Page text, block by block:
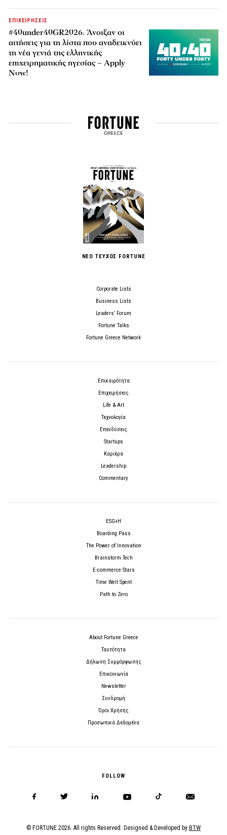
ΕΠΙΧΕΙΡΗΣΕΙΣ
#40under40GR2026: Άνοιξαν οι
αιτήσεις για τη λίστα που αναδεικνύει
τη νέα γενιά της ελληνικής
επιχειρηματικής ηγεσίας – Apply
Now!
ΝΕΟ ΤΕΥΧΟΣ FORTUNE
Corporate Lists
Business Lists
Leaders’ Forum
Fortune Talks
Fortune Greece Network
Επικαιρότητα
Επιχειρήσεις
Life & Art
Τεχνολογία
Επενδύσεις
Startups
Καριέρα
Leadership
Commentary
ESG+H
Boarding Pass
The Power of Innovation
Brainstorm Tech
E-commerce Stars
Time Well Spent
Path to Zero
About Fortune Greece
Ταυτότητα
Δήλωση Συμμόρφωσης
Επικοινωνία
Newsletter
Συνδρομή
Όροι Χρήσης
Προσωπικά Δεδομένα
FOLLOW
© FORTUNE 2026. All rights Reserved. Designed & Developed by BTW